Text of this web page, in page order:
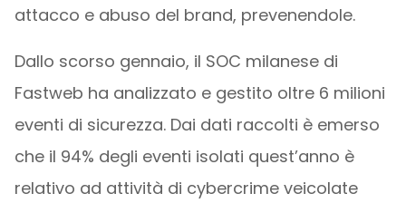
attacco e abuso del brand, prevenendole.
Dallo scorso gennaio, il SOC milanese di
Fastweb ha analizzato e gestito oltre 6 milioni
eventi di sicurezza. Dai dati raccolti è emerso
che il 94% degli eventi isolati quest’anno è
relativo ad attività di cybercrime veicolate